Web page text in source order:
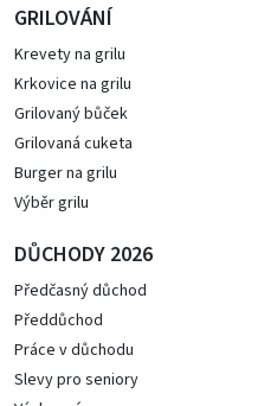
GRILOVÁNÍ
Krevety na grilu
Krkovice na grilu
Grilovaný bůček
Grilovaná cuketa
Burger na grilu
Výběr grilu
DŮCHODY 2026
Předčasný důchod
Předdůchod
Práce v důchodu
Slevy pro seniory